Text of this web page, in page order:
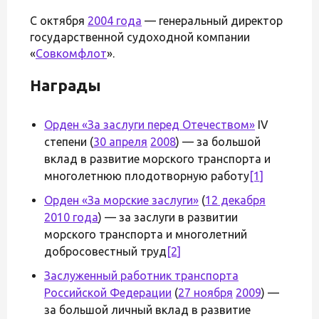
С октября 2004 года — генеральный директор
государственной судоходной компании
«Совкомфлот».
Награды
Орден «За заслуги перед Отечеством» IV
степени (30 апреля 2008) — за большой
вклад в развитие морского транспорта и
многолетнюю плодотворную работу[1]
Орден «За морские заслуги» (12 декабря
2010 года) — за заслуги в развитии
морского транспорта и многолетний
добросовестный труд [2]
Заслуженный работник транспорта
Российской Федерации (27 ноября 2009) —
за большой личный вклад в развитие